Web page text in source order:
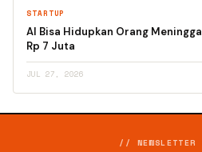
STARTUP
AI Bisa Hidupkan Orang
Rp 7 Juta
JUL 27, 2026
// NEWSLETTER